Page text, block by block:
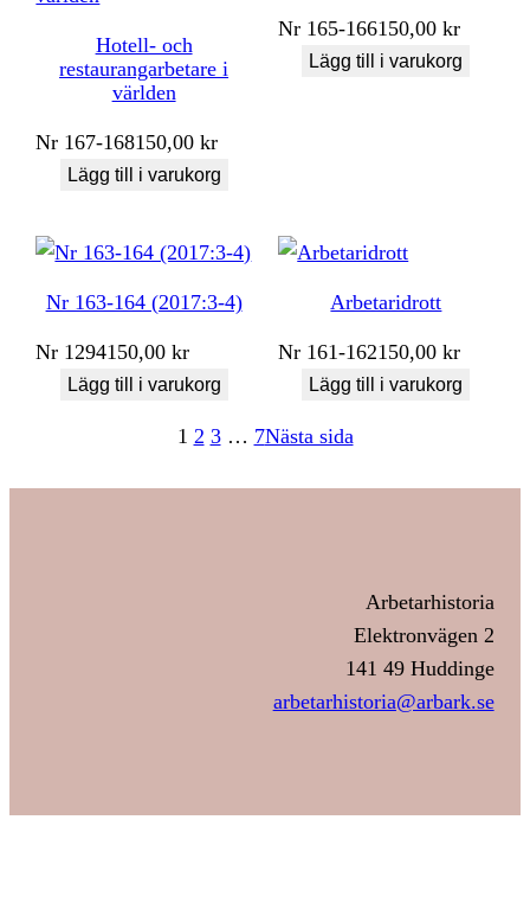
Hotell- och
restaurangarbetare i
världen
Nr 167-168150,00kr
Lägg till i varukorg
Nr 165-166150,00kr
Lägg till i varukorg
Nr 163-164 (2017:3-4)
Nr 1294150,00kr
Lägg till i varukorg
Arbetaridrott
Nr 161-162150,00kr
Lägg till i varukorg
1 2 3 … 7Nästa sida
Arbetarhistoria
Elektronvägen 2
141 49 Huddinge
arbetarhistoria@arbark.se